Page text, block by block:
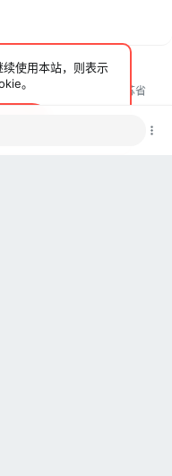
江苏省
使用本站，则表示
。